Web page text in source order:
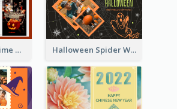
Have A Good Time This Halloween Greeting Card Halloween Spider Web Greeting Card